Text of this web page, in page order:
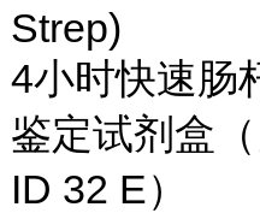
Strep)
4小时快速肠
鉴定试剂盒
ID 32 E）